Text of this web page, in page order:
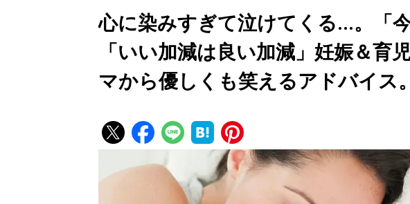
心に染みすぎて泣けてくる…。「
「いい加減は良い加減」妊娠＆育
マから優しくも笑えるアドバイス